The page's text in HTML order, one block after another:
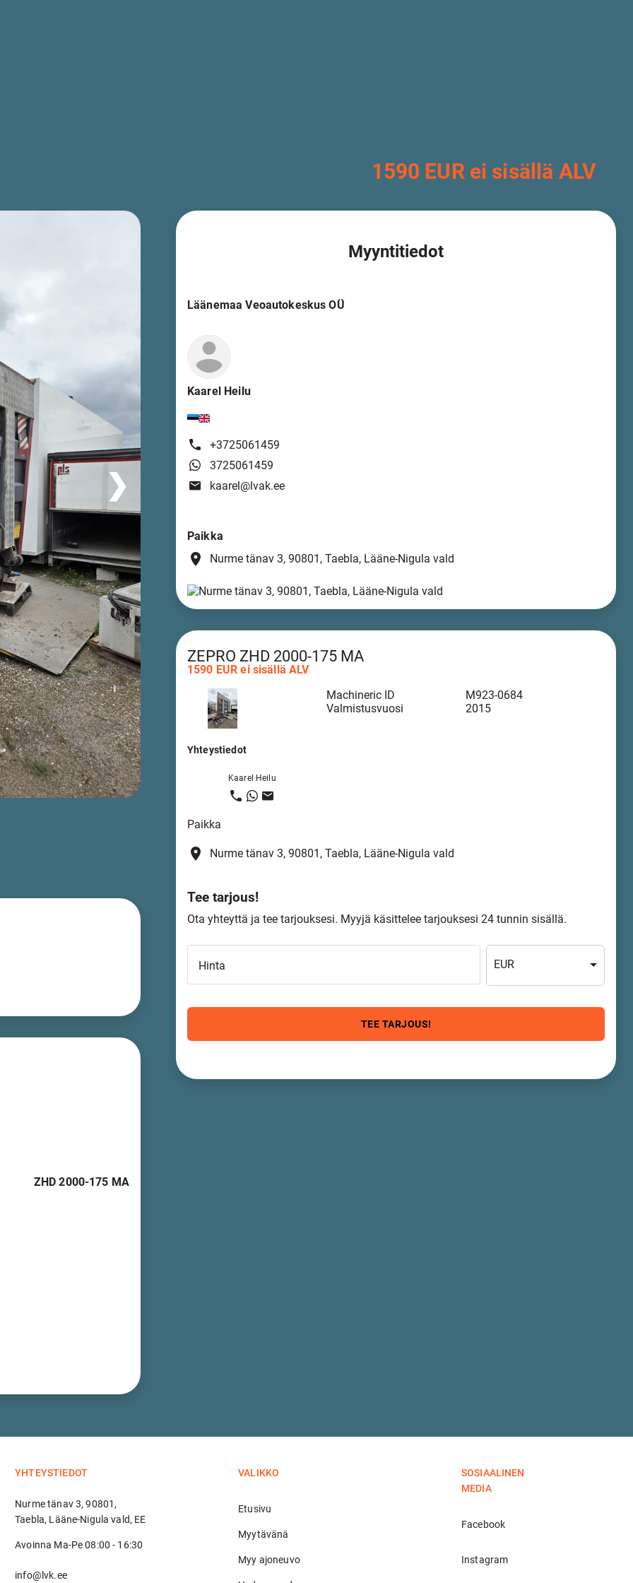
1590 EUR ei sisällä ALV
❯
ZHD 2000-175 MA
Myyntitiedot
Läänemaa Veoautokeskus OÜ
Kaarel Heilu
+3725061459
3725061459
kaarel@lvak.ee
Paikka
place Nurme tänav 3, 90801, Taebla, Lääne-Nigula vald
ZEPRO ZHD 2000-175 MA
1590 EUR ei sisällä ALV
Machineric ID
M923-0684
Valmistusvuosi
2015
Yhteystiedot
Kaarel Heilu
Paikka
place Nurme tänav 3, 90801, Taebla, Lääne-Nigula vald
Tee tarjous!
Ota yhteyttä ja tee tarjouksesi. Myyjä käsittelee tarjouksesi 24 tunnin sisällä.
Hinta EUR
TEE TARJOUS!
YHTEYSTIEDOT
Nurme tänav 3, 90801,
Taebla, Lääne-Nigula vald, EE
Avoinna Ma-Pe 08:00 - 16:30
info@lvk.ee
VALIKKO
Etusivu
Myytävänä
Myy ajoneuvo
SOSIAALINEN
MEDIA
Facebook
Instagram